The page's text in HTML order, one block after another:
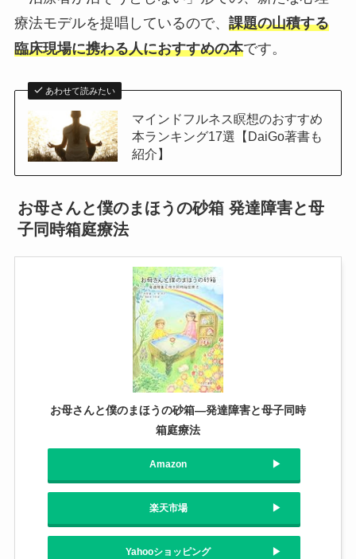
療法モデルを提唱しているので、 課題の山積する
臨床現場に携わる人におすすめの本です。
あわせて読みたい
マインドフルネス瞑想のおすすめ
本ランキング17選【DaiGo著書も
紹介】
お母さんと僕のまほうの砂箱 発達障害と母
子同時箱庭療法
お母さんと僕のまほうの砂箱―発達障害と母子同時
箱庭療法
Amazon
楽天市場
Yahooショッピング